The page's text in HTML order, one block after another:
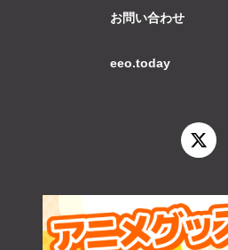
お問い合わせ
eeo.today
© 2026 eeo.today